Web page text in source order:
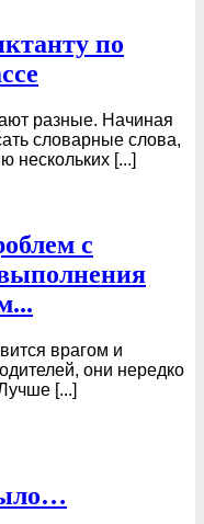
по
разные. Начиная
словарные слова,
нескольких [...]
с
врагом и
они нередко
[...]